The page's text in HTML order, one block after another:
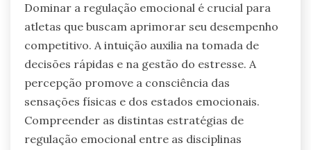
Dominar a regulação emocional é crucial para
atletas que buscam aprimorar seu desempenho
competitivo. A intuição auxilia na tomada de
decisões rápidas e na gestão do estresse. A
percepção promove a consciência das
sensações físicas e dos estados emocionais.
Compreender as distintas estratégias de
regulação emocional entre as disciplinas